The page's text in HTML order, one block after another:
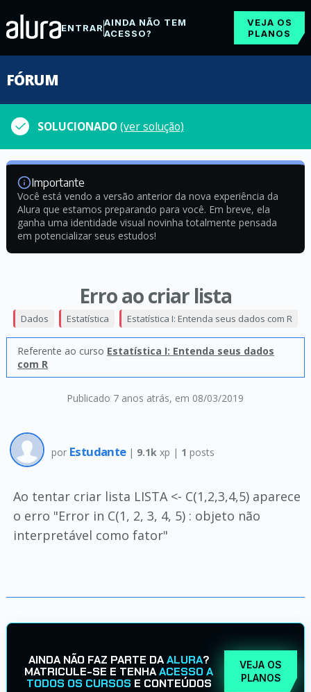
ENTRARAINDA NÃO TEM
ACESSO?
VEJA OS
PLANOS
FÓRUM
SOLUCIONADO(ver solução)
Importante
Você está vendo a versão anterior da nova experiência da
Alura que estamos preparando para você. Em breve, ela
ganha uma identidade visual novinha totalmente pensada
em potencializar seus estudos!
Erro ao criar lista
Publicado 7 anos atrás, em 08/03/2019
Dados Estatística Estatística I: Entenda seus dados com R
Referente ao curso Estatística I: Entenda seus dados
com R
por Estudante | 9.1k xp | 1 posts
Ao tentar criar lista LISTA <- C(1,2,3,4,5) aparece
o erro "Error in C(1, 2, 3, 4, 5) : objeto não
interpretável como fator"
AINDA NÃO FAZ PARTE DAALURA?
MATRICULE-SE E TENHAACESSO A
TODOS OS CURSOS E CONTEÚDOS
VEJA OS
PLANOS